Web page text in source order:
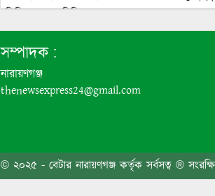
সম্পাদক :
নারায়ণগঞ্জ
thenewsexpress24@gmail.com
© ২০২৫ - বেটার নারায়ণগঞ্জ কর্তৃক সর্বসত্ব ®